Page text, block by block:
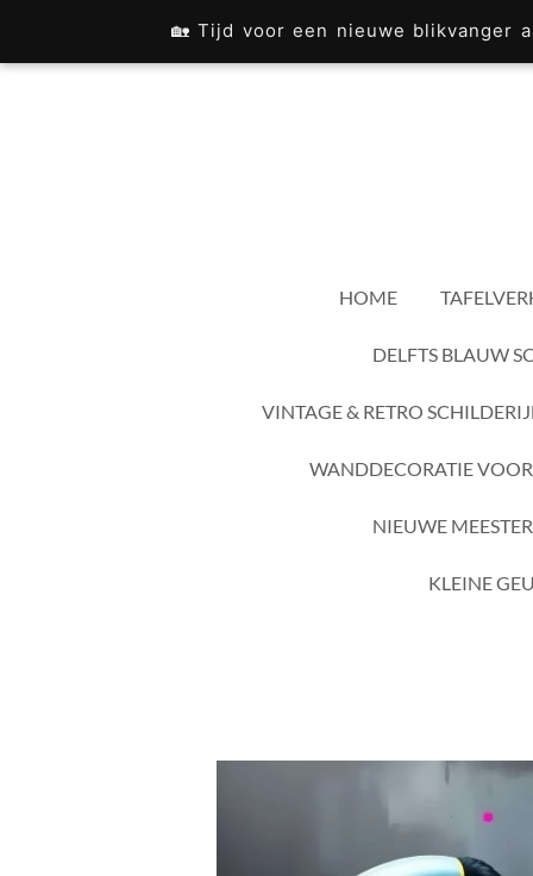
🏡 Tijd voor een nieuwe blikvanger
direct
HOME
DELFTS BLAUW
VINTAGE & RETRO
WANDDECORATIE
NIEUWE
KLEINE